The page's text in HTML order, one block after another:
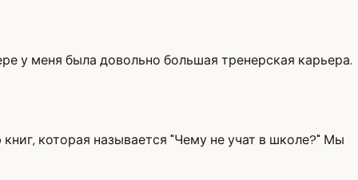
у меня была довольно большая тренерская карьера.
которая называется "Чему не учат в школе?" Мы